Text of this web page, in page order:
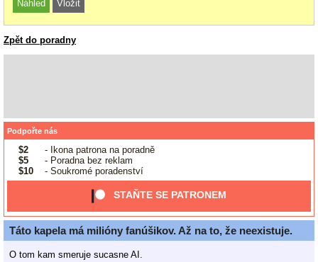
Zpět do poradny
Podpořte nás
$2
- Ikona patrona na poradně
$5
- Poradna bez reklam
$10
- Soukromé poradenství
STAŇTE SE PATRONEM
Táto kapela má milióny fanúšikov. Až na to, že neexistuje.
O tom kam smeruje sucasne AI.